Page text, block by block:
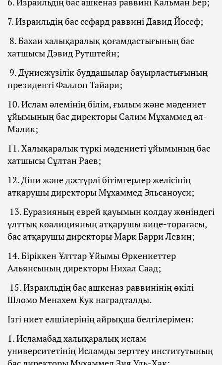
7. Израильдің бас сефард раввині Давид Йосеф;
8. Бахаи халықаралық қоғамдастығының бас
хатшысы Дэвид Рутштейн;
9. Дүниежүзілік буддашылар бауырластығының
президенті Фаллоп Тайари;
10. Ислам әлемінің білім, ғылым және мәдениет
ұйымының бас директоры Салим Мұхаммед әл-
Малик;
11. Халықаралық түркі мәдениеті ұйымының бас
хатшысы Сұлтан Раев;
12. Діни және дәстүрлі бітімгерлер желісінің
атқарушы директоры Мұхаммед Эльсаноуси;
13. Еуразияның еврей қауымын қолдау жөніндегі
ұлттық коалицияның атқарушы вице-төрағасы,
бас атқарушы директоры Марк Барри Левин;
14. Біріккен Ұлттар Ұйымы Өркениеттер
Альянсының директоры Нихал Саад;
15. Израильдің бас ашкеназ раввинінің өкілі
Шломо Менахем Кук наградталды.
Ізгі ниет елшілерінің айрықша белгілерімен:
1. Исламабад халықаралық ислам
университетінің Исламды зерттеу институтының